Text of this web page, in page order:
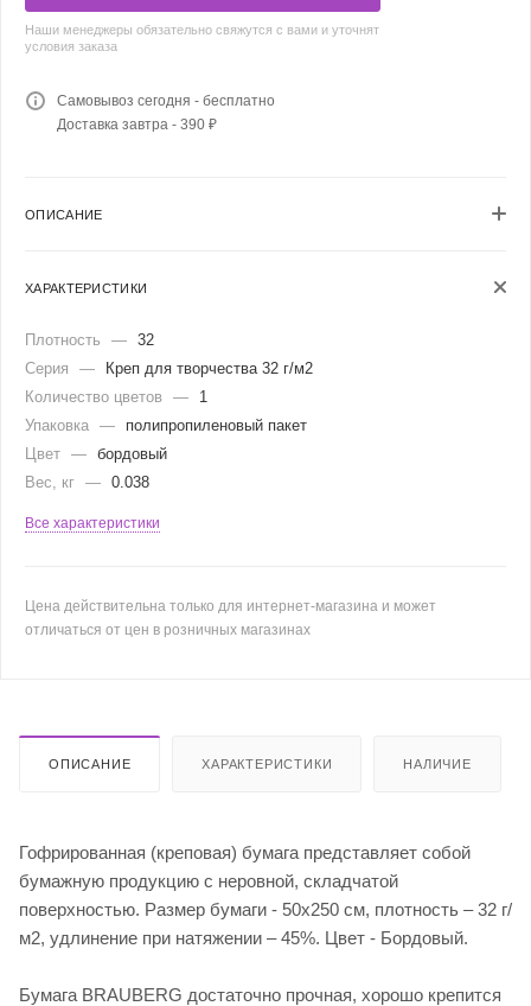
Наши менеджеры обязательно свяжутся с вами и уточнят
условия заказа
Самовывоз сегодня - бесплатно
Доставка завтра - 390 ₽
ОПИСАНИЕ
ХАРАКТЕРИСТИКИ
Плотность — 32
Серия
—
Креп для творчества 32 г/м2
Количество цветов
—
1
Упаковка —
полипропиленовый пакет
Цвет — бордовый
Вес, кг — 0.038
Все характеристики
Цена действительна только для интернет-магазина и может
отличаться от цен в розничных магазинах
ОПИСАНИЕ ХАРАКТЕРИСТИКИ НАЛИЧИЕ
Гофрированная (креповая) бумага представляет собой
бумажную продукцию с неровной, складчатой
поверхностью. Размер бумаги - 50х250 см, плотность – 32 г/
м2, удлинение при натяжении – 45%. Цвет - Бордовый.
Бумага BRAUBERG достаточно прочная, хорошо крепится